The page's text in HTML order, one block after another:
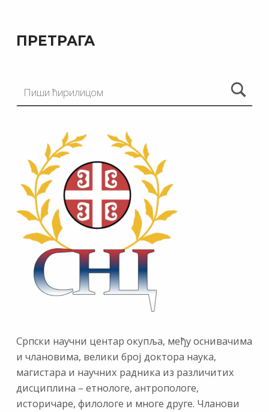
ПРЕТРАГА
Српски научни центар окупља, међу оснивачима
и члановима, велики број доктора наука,
магистара и научних радника из различитих
дисциплина – етнологе, антропологе,
историчаре, филологе и многе друге. Чланови